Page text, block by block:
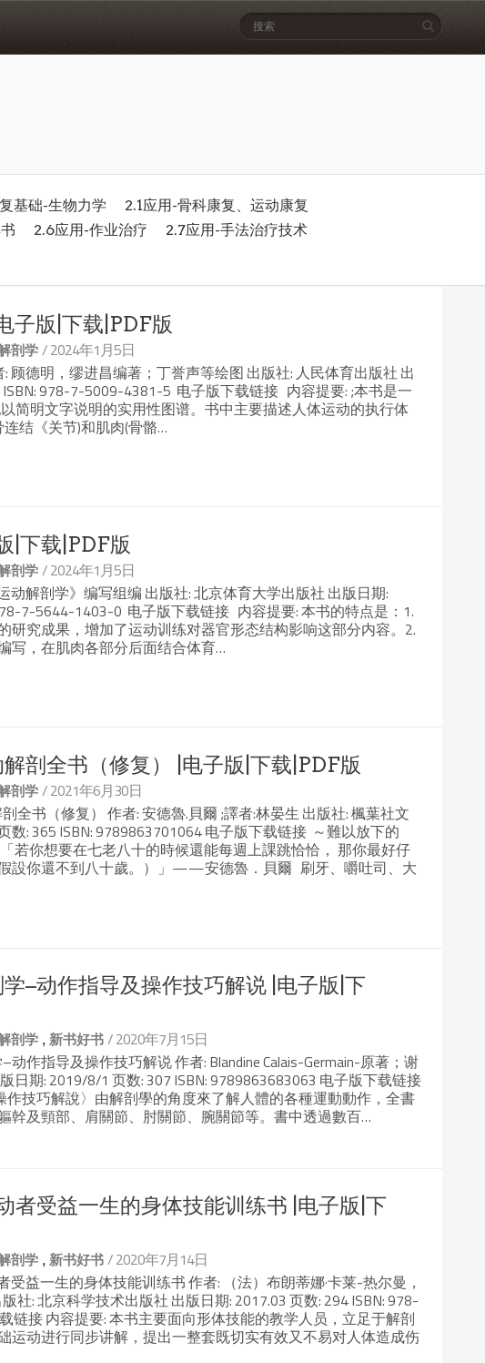
基础-生物力学
2.1应用-骨科康复、运动康复
2.6应用-作业治疗
2.7应用-手法治疗技术
子版|下载|PDF版
剖学/ 2024年1月5日
顾德明，缪进昌编著；丁誉声等绘图 出版社: 人民体育出版社 出
ISBN: 978-7-5009-4381-5 电子版下载链接 内容提要: ;本书是一
简明文字说明的实用性图谱。书中主要描述人体运动的执行体
结《关节)和肌肉(骨骼…
|下载|PDF版
剖学/ 2024年1月5日
动解剖学》编写组编 出版社: 北京体育大学出版社 出版日期:
7-5644-1403-0 电子版下载链接 内容提要: 本书的特点是：1.
研究成果，增加了运动训练对器官形态结构影响这部分内容。2.
写，在肌肉各部分后面结合体育…
解剖全书（修复） |电子版|下载|PDF版
剖学/ 2021年6月30日
全书（修复） 作者: 安德魯.貝爾 ;譯者:林晏生 出版社: 楓葉社文
数: 365 ISBN: 9789863701064 电子版下载链接 ～難以放下的
若你想要在七老八十的時候還能每週上課跳恰恰， 那你最好仔
設你還不到八十歲。）」——安德魯．貝爾 刷牙、嚼吐司、大
学–动作指导及操作技巧解说 |电子版|下
剖学, 新书好书/ 2020年7月15日
作指导及操作技巧解说 作者: Blandine Calais-Germain-原著；谢
日期: 2019/8/1 页数: 307 ISBN: 9789863683063 电子版下载链接
技巧解說〉由解剖學的角度來了解人體的各種運動動作，全書
幹及頸部、肩關節、肘關節、腕關節等。書中透過數百…
者受益一生的身体技能训练书 |电子版|下
剖学, 新书好书/ 2020年7月14日
受益一生的身体技能训练书 作者: （法）布朗蒂娜·卡莱-热尔曼，
版社: 北京科学技术出版社 出版日期: 2017.03 页数: 294 ISBN: 978-
链接 内容提要: 本书主要面向形体技能的教学人员，立足于解剖
运动进行同步讲解，提出一整套既切实有效又不易对人体造成伤